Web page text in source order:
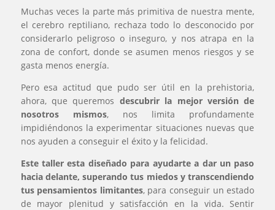
Muchas veces la parte más primitiva de nuestra mente,
el cerebro reptiliano, rechaza todo lo desconocido por
considerarlo peligroso o inseguro, y nos atrapa en la
zona de confort, donde se asumen menos riesgos y se
gasta menos energía.
Pero esa actitud que pudo ser útil en la prehistoria,
ahora, que queremos descubrir la mejor versión de
nosotros mismos, nos limita profundamente
impidiéndonos la experimentar situaciones nuevas que
nos ayuden a conseguir el éxito y la felicidad.
Este taller esta diseñado para ayudarte a dar un paso
hacia delante, superando tus miedos y transcendiendo
tus pensamientos limitantes, para conseguir un estado
de mayor plenitud y satisfacción en la vida. Sentir